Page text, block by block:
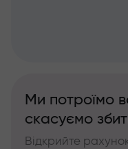
Ми потроїмо
скасуємо
Відкрийте